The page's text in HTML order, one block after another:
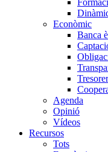
Econòmic
Banca
Agenda
Opinió
Vídeos
Recursos
Tots